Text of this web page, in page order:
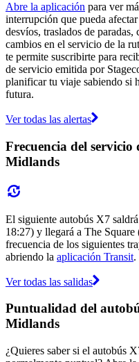
Abre la aplicación para ver
interrupción que pueda
desvíos, traslados de paradas,
cambios en el servicio de la
te permite suscribirte para
de servicio emitida por
planificar tu viaje sabiendo si
futura.
Ver todas las alertas
Frecuencia del servicio
Midlands
El siguiente autobús X7
18:27) y llegará a The
frecuencia de los siguientes
abriendo la aplicación Transit.
Ver todas las salidas
Puntualidad del
Midlands
¿Quieres saber si el autobús